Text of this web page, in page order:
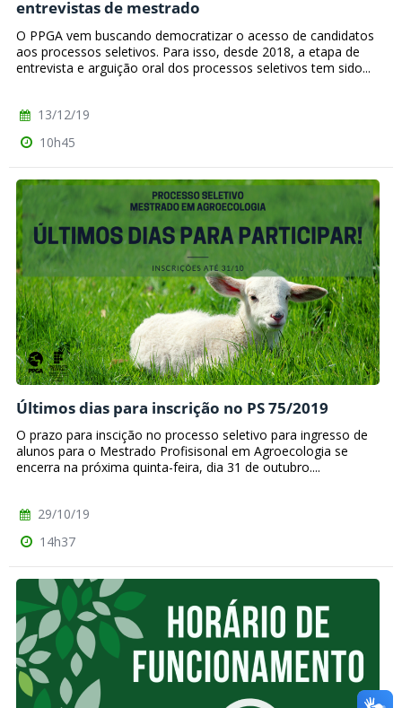
entrevistas de mestrado
O PPGA vem buscando democratizar o acesso de candidatos
aos processos seletivos. Para isso, desde 2018, a etapa de
entrevista e arguição oral dos processos seletivos tem sido...
13/12/19
10h45
Últimos dias para inscrição no PS 75/2019
O prazo para inscição no processo seletivo para ingresso de
alunos para o Mestrado Profisisonal em Agroecologia se
encerra na próxima quinta-feira, dia 31 de outubro....
29/10/19
14h37